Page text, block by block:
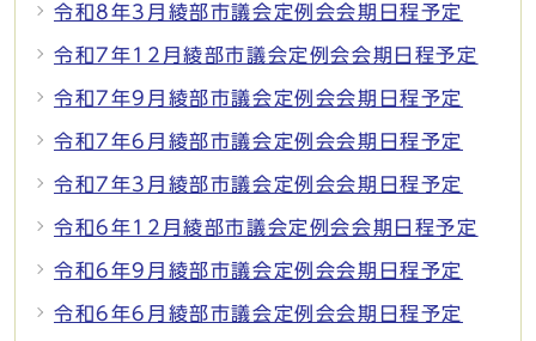
令和8年3月綾部市議会定例会会期日程予定
令和7年12月綾部市議会定例会会期日程予定
令和7年9月綾部市議会定例会会期日程予定
令和7年6月綾部市議会定例会会期日程予定
令和7年3月綾部市議会定例会会期日程予定
令和6年12月綾部市議会定例会会期日程予定
令和6年9月綾部市議会定例会会期日程予定
令和6年6月綾部市議会定例会会期日程予定